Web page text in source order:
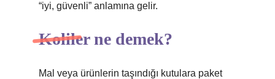
“iyi, güvenli” anlamına gelir.
Koliler ne demek?
Mal veya ürünlerin taşındığı kutulara paket